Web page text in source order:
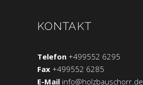
KONTAKT
Telefon +499552 6295
Fax +499552 6285
E-Mail info@holzbauschorr.de